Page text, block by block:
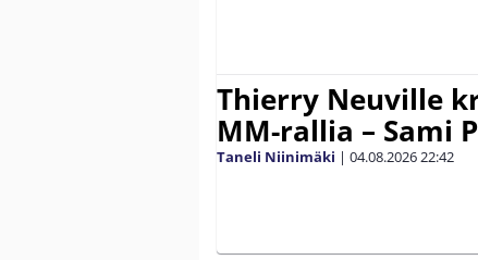
Thierry Neuville
MM-rallia – Sami
Taneli Niinimäki | 04.08.202622:42